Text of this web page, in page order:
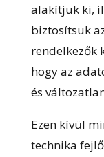
alakítjuk ki,
biztosítsuk
rendelkezők
hogy az
és
Ezen kívül
technika